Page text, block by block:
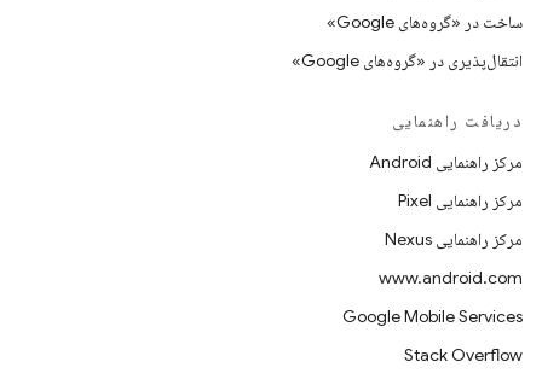
ساخت در «گروه‌های Google»
انتقال‌پذیری در «گروه‌های Google»
دریافت راهنمایی
مرکز راهنمایی Android
مرکز راهنمایی Pixel
مرکز راهنمایی Nexus
www.android.com
Google Mobile Services
Stack Overflow